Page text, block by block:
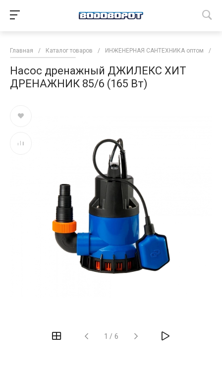
Главная / Каталог товаров / ИНЖЕНЕРНАЯ САНТЕХНИКА оптом /
Насос дренажный ДЖИЛЕКС ХИТ
ДРЕНАЖНИК 85/6 (165 Вт)
1 / 6